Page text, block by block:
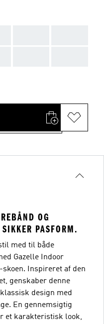
OG
PASFORM.
med til både
Gazelle Indoor
Inspireret af den
genskaber denne
design med
En gennemsigtig
et karakteristisk look,